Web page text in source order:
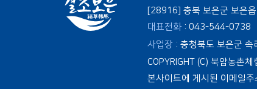
[28916] 충북 보은군 보은
대표전화: 043-544-0738
사업장 : 충청북도 보은군
COPYRIGHT (C) 북암농촌체
본사이트에 게시된 이메일